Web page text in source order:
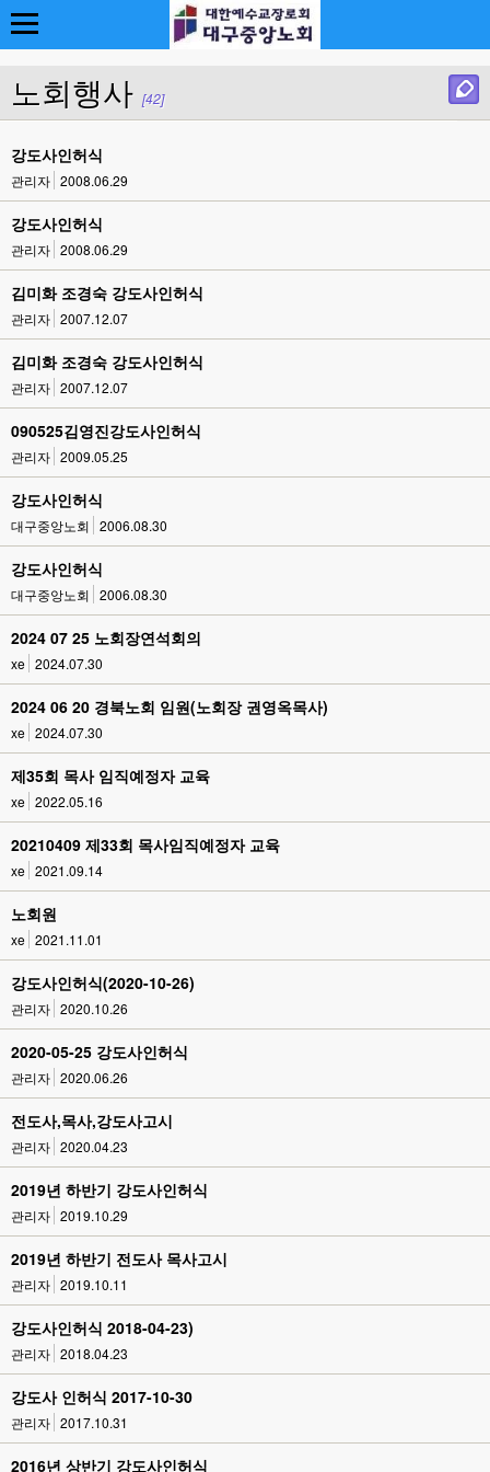
노회행사 [42]
강도사인허식
관리자 2008.06.29
강도사인허식
관리자 2008.06.29
김미화 조경숙 강도사인허식
관리자 2007.12.07
김미화 조경숙 강도사인허식
관리자 2007.12.07
090525김영진강도사인허식
관리자 2009.05.25
강도사인허식
대구중앙노회 2006.08.30
강도사인허식
대구중앙노회 2006.08.30
2024 07 25 노회장연석회의
xe 2024.07.30
2024 06 20 경북노회 임원(노회장 권영옥목사)
xe 2024.07.30
제35회 목사 임직예정자 교육
xe 2022.05.16
20210409 제33회 목사임직예정자 교육
xe 2021.09.14
노회원
xe 2021.11.01
강도사인허식(2020-10-26)
관리자 2020.10.26
2020-05-25 강도사인허식
관리자 2020.06.26
전도사,목사,강도사고시
관리자 2020.04.23
2019년 하반기 강도사인허식
관리자 2019.10.29
2019년 하반기 전도사 목사고시
관리자 2019.10.11
강도사인허식 2018-04-23)
관리자 2018.04.23
강도사 인허식 2017-10-30
관리자 2017.10.31
2016년 상반기 강도사인허식